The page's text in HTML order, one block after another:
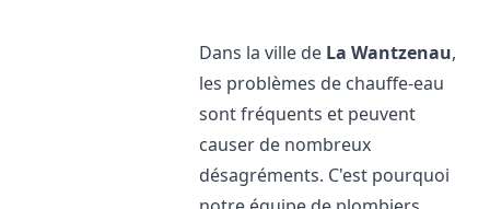
Dans la ville de La Wantzenau,
les problèmes de chauffe-eau
sont fréquents et peuvent
causer de nombreux
désagréments. C'est pourquoi